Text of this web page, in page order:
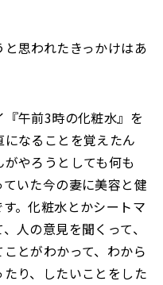
思われたきっかけはあ
午前3時の化粧水』を
なることを覚えたん
やろうとしても何も
いた今の妻に美容と健
。化粧水とかシートマ
人の意見を聞くって、
とがわかって、わから
り、したいことをした